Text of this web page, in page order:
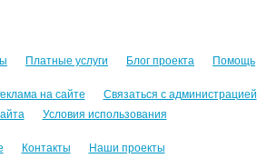
Платные услуги Блог проекта Помощь
на сайте
Связаться с администрацией
Условия использования
Контакты Наши проекты